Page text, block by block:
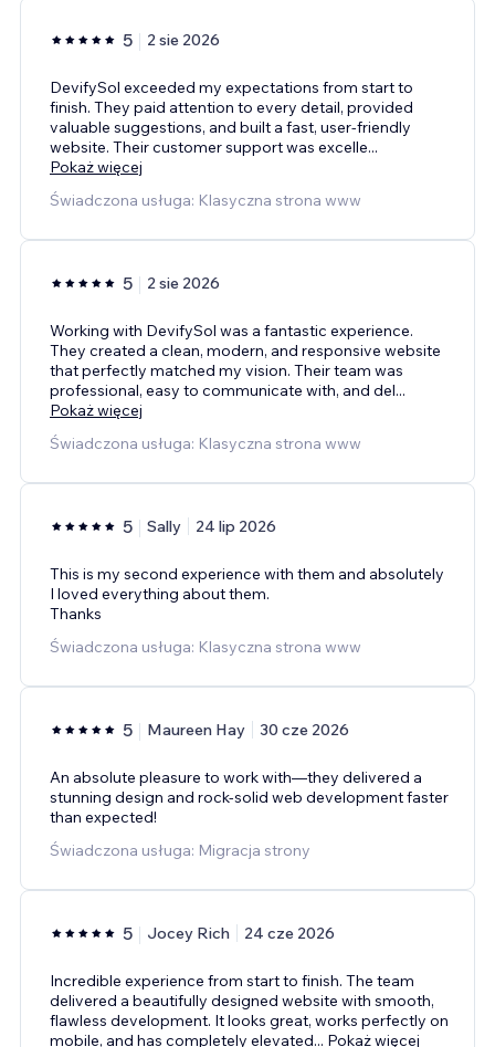
5 2 sie 2026
DevifySol exceeded my expectations from start to
finish. They paid attention to every detail, provided
valuable suggestions, and built a fast, user-friendly
website. Their customer support was excelle...
Pokaż więcej
Świadczona usługa: Klasyczna strona www
5 2 sie 2026
Working with DevifySol was a fantastic experience.
They created a clean, modern, and responsive website
that perfectly matched my vision. Their team was
professional, easy to communicate with, and del...
Pokaż więcej
Świadczona usługa: Klasyczna strona www
5 Sally 24 lip 2026
This is my second experience with them and absolutely
I loved everything about them.
Thanks
Świadczona usługa: Klasyczna strona www
5 Maureen Hay 30 cze 2026
An absolute pleasure to work with—they delivered a
stunning design and rock-solid web development faster
than expected!
Świadczona usługa: Migracja strony
5 Jocey Rich 24 cze 2026
Incredible experience from start to finish. The team
delivered a beautifully designed website with smooth,
flawless development. It looks great, works perfectly on
mobile, and has completely elevated... Pokaż więcej